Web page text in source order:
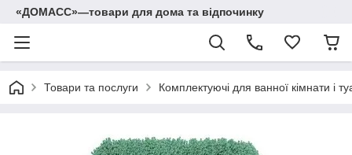
«ДОМАСС»—товари для дома та відпочинку
Товари та послуги Комплектуючі для ванної кімнати і